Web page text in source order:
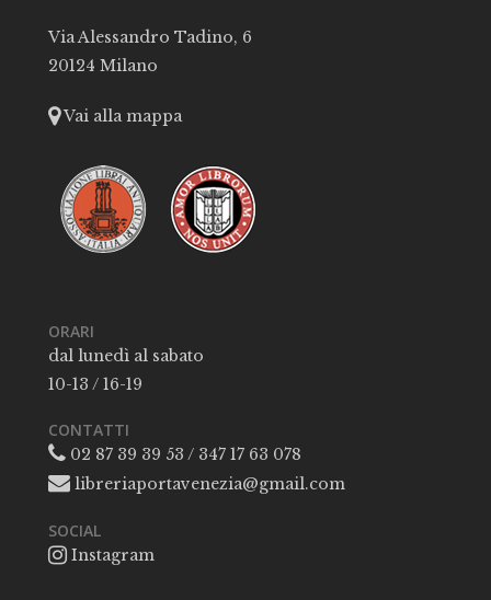
Via Alessandro Tadino, 6
20124 Milano
Vai alla mappa
ORARI
dal lunedì al sabato
10-13 / 16-19
CONTATTI
02 87 39 39 53 / 347 17 63 078
libreriaportavenezia@gmail.com
SOCIAL
Instagram